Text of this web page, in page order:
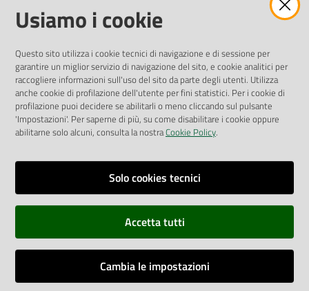
Amministrazione Trasparente
Pubblicità legale
Privacy Policy
Attuazione Misure PNRR
Liste di Attesa
ENTI, IMPRESE E PARTNER
Fatturazione Elettronica
Richiesta Patrocinio
Dati di Monitoraggio
Usiamo i cookie
Questo sito utilizza i cookie tecnici di navigazione e di sessione per
garantire un miglior servizio di navigazione del sito, e cookie analitici per
raccogliere informazioni sull'uso del sito da parte degli utenti. Utilizza
anche cookie di profilazione dell'utente per fini statistici. Per i cookie di
profilazione puoi decidere se abilitarli o meno cliccando sul pulsante
'Impostazioni'. Per saperne di più, su come disabilitare i cookie oppure
abilitarne solo alcuni, consulta la nostraCookie Policy.
Solo cookies tecnici
Accetta tutti
Cambia le impostazioni